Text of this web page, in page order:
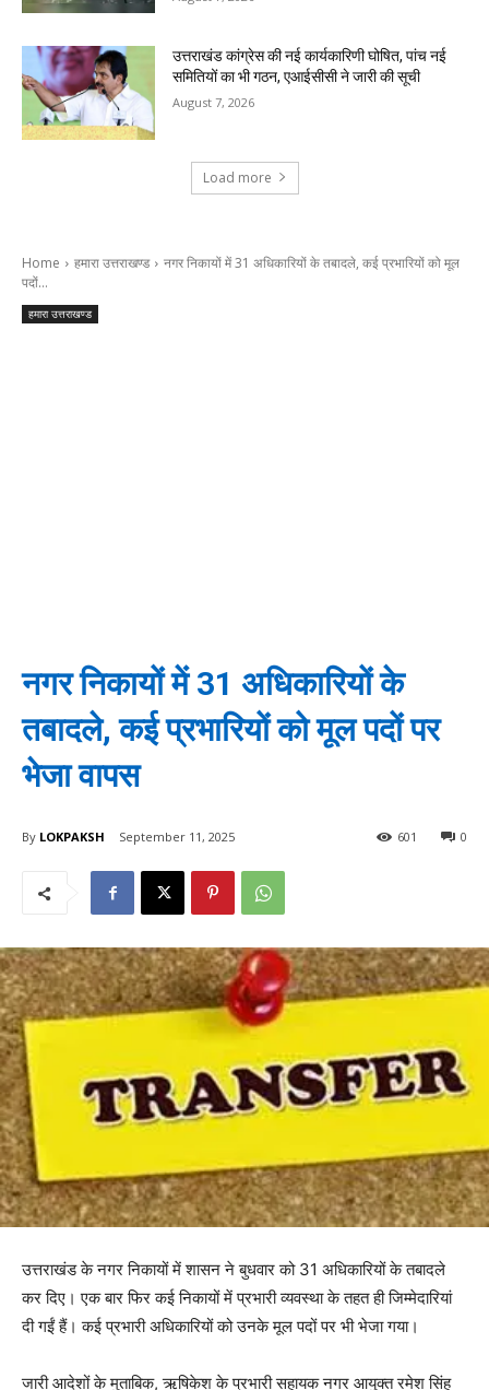
उत्तराखंड कांग्रेस की नई कार्यकारिणी घोषित, पांच नई
समितियों का भी गठन, एआईसीसी ने जारी की सूची
August 7, 2026
Load more